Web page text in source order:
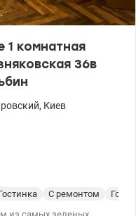
фитнес-
Для
Звоните (или
записи на
Марина, тел.: 063 392 35
1 комнатная
36в
, Киев
С ремонтом